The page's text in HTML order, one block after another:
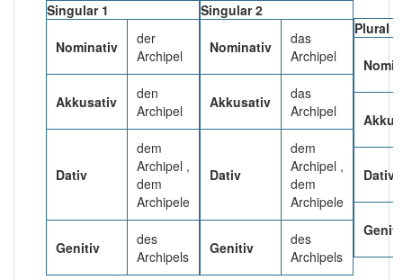
Singular 1
Nominativ
der
Archipel
Akkusativ
den
Archipel
Dativ
dem
Archipel ,
dem
Archipele
Genitiv
des
Archipels
Singular 2
Nominativ
das
Archipel
Akkusativ
das
Archipel
Dativ
dem
Archipel ,
dem
Archipele
Genitiv
des
Archipels
Plural
Dativ